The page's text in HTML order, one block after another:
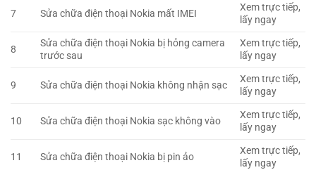
7 Sửa chữa điện thoại Nokia mất IMEI
Xem trực tiếp,
lấy ngay
8
Sửa chữa điện thoại Nokia bị hỏng camera
trước sau
Xem trực tiếp,
lấy ngay
9 Sửa chữa điện thoại Nokia không nhận sạc
Xem trực tiếp,
lấy ngay
10 Sửa chữa điện thoại Nokia sạc không vào
Xem trực tiếp,
lấy ngay
11 Sửa chữa điện thoại Nokia bị pin ảo
Xem trực tiếp,
lấy ngay